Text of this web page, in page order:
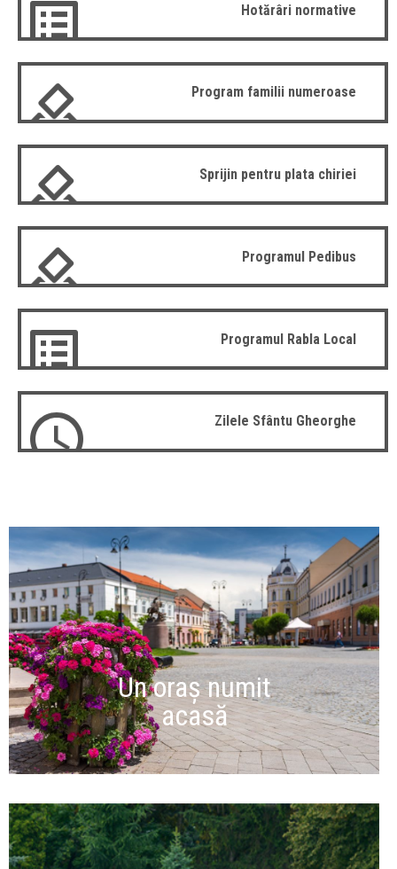
Hotărâri normative
Program familii numeroase
Sprijin pentru plata chiriei
Programul Pedibus
Programul Rabla Local
Zilele Sfântu Gheorghe
Un oraș numit
acasă